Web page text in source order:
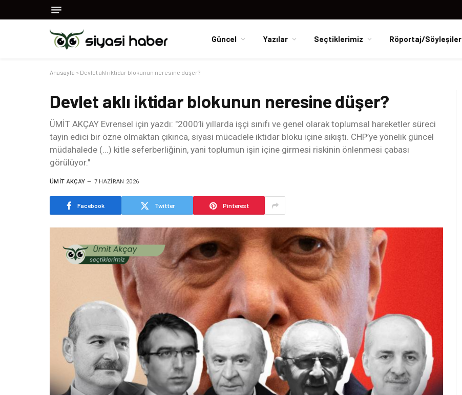
Güncel Yazılar Seçtiklerimiz Röportaj/Söyleşiler
Anasayfa » Devlet aklı iktidar blokunun neresine düşer?
Devlet aklı iktidar blokunun neresine düşer?
ÜMİT AKÇAY Evrensel için yazdı: "2000’li yıllarda işçi sınıfı ve genel olarak toplumsal hareketler süreci
tayin edici bir özne olmaktan çıkınca, siyasi mücadele iktidar bloku içine sıkıştı. CHP’ye yönelik güncel
müdahalede (...) kitle seferberliğinin, yani toplumun işin içine girmesi riskinin önlenmesi çabası
görülüyor."
ÜMIT AKÇAY 7 HAZIRAN 2026
Facebook Twitter Pinterest